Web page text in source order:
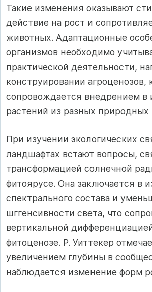
Такие изменения оказывают
действие на рост и
животных. Адаптационные
организмов необходимо
практической деятельности,
конструировании агроценозов,
сопровождается внедрением в
растений из разных природных
При изучении экологических
ландшафтах встают вопросы,
трансформацией солнечной
фитоярусе. Она заключается в
спектрального состава и
шггенсивности света, что
вертикальной
фитоценозе. Р. Уиттекер
увеличением глубины в
наблюдается изменение форм